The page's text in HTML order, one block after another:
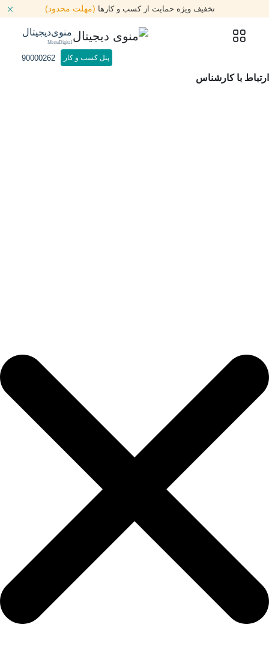
تخفیف ویژه حمایت از کسب و کارها (مهلت محدود)
منوی‌دیجیتال
MenuDigital
پنل کسب و کار 90000262
ارتباط با کارشناس